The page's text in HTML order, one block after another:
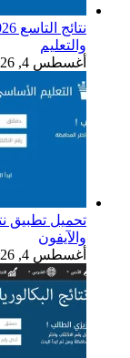
والتعليم
أغسطس 4, 2026
والآيفون
أغسطس 4, 2026